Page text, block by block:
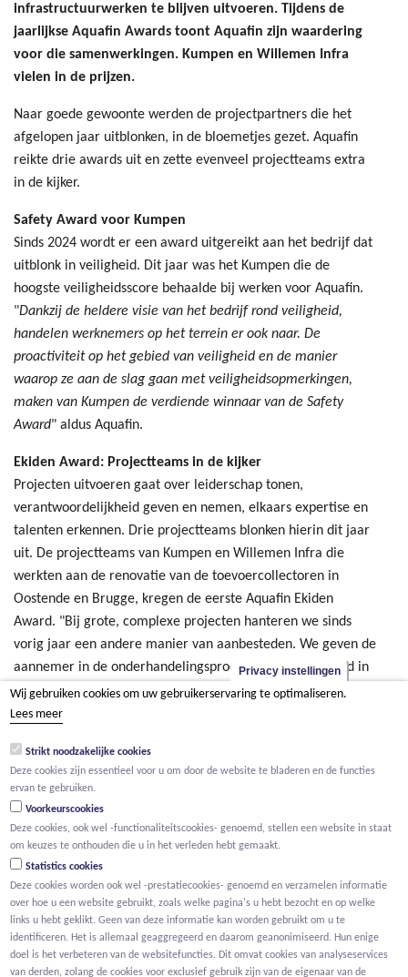
infrastructuurwerken te blijven uitvoeren. Tijdens de
jaarlijkse Aquafin Awards toont Aquafin zijn waardering
voor die samenwerkingen. Kumpen en Willemen Infra
vielen in de prijzen.
Naar goede gewoonte werden de projectpartners die het
afgelopen jaar uitblonken, in de bloemetjes gezet. Aquafin
reikte drie awards uit en zette evenveel projectteams extra
in de kijker.
Safety Award voor Kumpen
Sinds 2024 wordt er een award uitgereikt aan het bedrijf dat
uitblonk in veiligheid. Dit jaar was het Kumpen die de
hoogste veiligheidsscore behaalde bij werken voor Aquafin.
"Dankzij de heldere visie van het bedrijf rond veiligheid,
handelen werknemers op het terrein er ook naar. De
proactiviteit op het gebied van veiligheid en de manier
waarop ze aan de slag gaan met veiligheidsopmerkingen,
maken van Kumpen de verdiende winnaar van de Safety
Award" aldus Aquafin.
Ekiden Award: Projectteams in de kijker
Projecten uitvoeren gaat over leiderschap tonen,
verantwoordelijkheid geven en nemen, elkaars expertise en
talenten erkennen. Drie projectteams blonken hierin dit jaar
uit. De projectteams van Kumpen en Willemen Infra die
werkten aan de renovatie van de toevoercollectoren in
Oostende en Brugge, kregen de eerste Aquafin Ekiden
Award. "Bij grote, complexe projecten hanteren we sinds
vorig jaar een andere manier van aanbesteden. We geven de
aannemer in de onderhandelingsprocedure meer vrijheid in
het aanbrengen van innovatieve ideeën, en het bepalen van
de aanpak. Op die manier evolueren we naar een model dat
niet onbenut. Het projectteam van de renovatieprojecten
van de toevoercollectoren RWZI Oostende en RWZI Brugge
bewees dat anders aanbesteden in de praktijk werkt" zegt
Aquafin. Voor deze projecten werkten Kumpen en Willemen
Infra, samen met studiebureau Sweco, studiebureau
Jonckheere en veiligheidscoördinatoren Stefaan De Vroe en
Kristof Verhaeghe.
Stijgende investeringsportefeuille
Dit jaar stelde Aquafin ook een gezamenlijk plan met de
Privacy instellingen
Wij gebruiken cookies om uw gebruikerservaring te optimaliseren.
Lees meer
Strikt noodzakelijke cookies
Deze cookies zijn essentieel voor u om door de website te bladeren en de functies
ervan te gebruiken.
Voorkeurscookies
Deze cookies, ook wel -functionaliteitscookies- genoemd, stellen een website in staat
om keuzes te onthouden die u in het verleden hebt gemaakt.
Statistics cookies
Deze cookies worden ook wel -prestatiecookies- genoemd en verzamelen informatie
over hoe u een website gebruikt, zoals welke pagina's u hebt bezocht en op welke
links u hebt geklikt. Geen van deze informatie kan worden gebruikt om u te
identificeren. Het is allemaal geaggregeerd en daarom geanonimiseerd. Hun enige
doel is het verbeteren van de websitefuncties. Dit omvat cookies van analyseservices
van derden, zolang de cookies voor exclusief gebruik zijn van de eigenaar van de